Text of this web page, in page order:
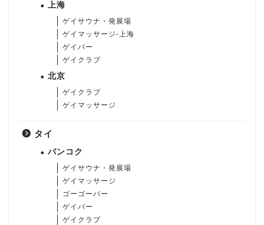
上海
ゲイサウナ・発展場
ゲイマッサージ-上海
ゲイバー
ゲイクラブ
北京
ゲイクラブ
ゲイマッサージ
タイ
バンコク
ゲイサウナ・発展場
ゲイマッサージ
ゴーゴーバー
ゲイバー
ゲイクラブ